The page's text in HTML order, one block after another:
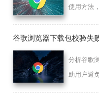
使用方法
谷歌浏览器下载包校验失
分析谷歌
助用户避